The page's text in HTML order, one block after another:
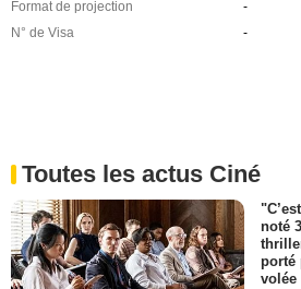
Format de projection
-
N° de Visa
-
Toutes les actus Ciné
noté
porté
volée